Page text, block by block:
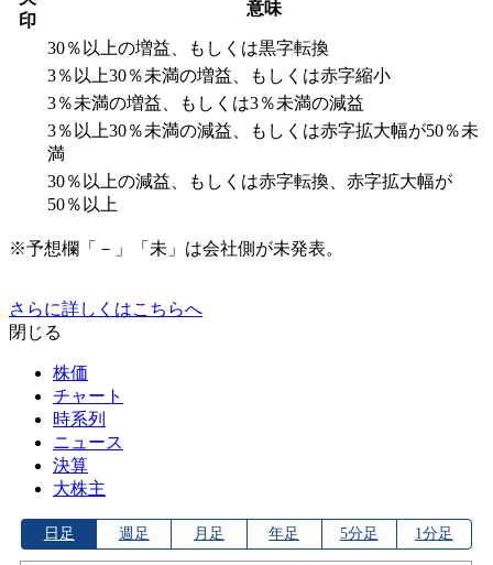
印
意味
30％以上の増益、もしくは黒字転換
3％以上30％未満の増益、もしくは赤字縮小
3％未満の増益、もしくは3％未満の減益
3％以上30％未満の減益、もしくは赤字拡大幅が50％未
満
30％以上の減益、もしくは赤字転換、赤字拡大幅が
50％以上
※予想欄「－」「未」は会社側が未発表。
さらに詳しくはこちらへ
閉じる
株価
チャート
時系列
ニュース
決算
大株主
日足 週足 月足 年足 5分足 1分足